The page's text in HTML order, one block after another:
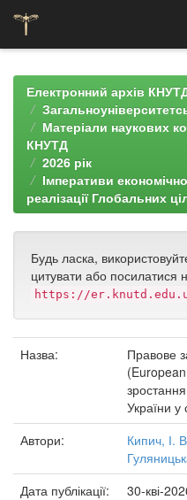
navigationЕлектронний архів
Матеріали наукових
КНУТД
2026 рік
Імперативи
реалізації Глобальних
Будь ласка,
цитувати або посилатися
https://
Назва:
Правове
України у
Автори:
Кипич, І.
Дата публікації:
30-кві-